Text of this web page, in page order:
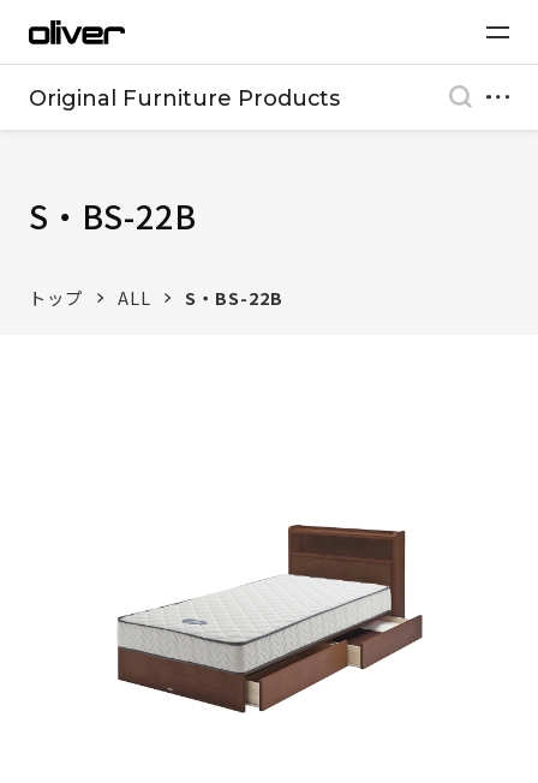
Original Furniture Products
S・BS-22B
トップ ALL S・BS-22B